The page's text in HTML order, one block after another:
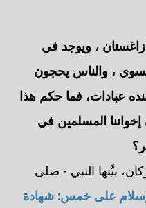
، ويوجد في
، والناس يحجون
عبادات، فما حكم هذا
المسلمين في
بيَّنها النبي - صلى
على خمس: شهادة